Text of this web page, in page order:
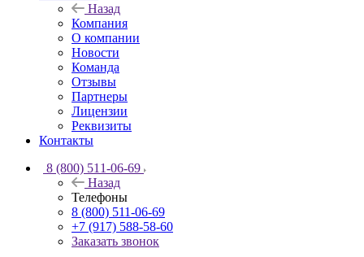
Назад
Компания
О компании
Новости
Команда
Отзывы
Партнеры
Лицензии
Реквизиты
Контакты
8 (800) 511-06-69
Назад
Телефоны
8 (800) 511-06-69
+7 (917) 588-58-60
Заказать звонок